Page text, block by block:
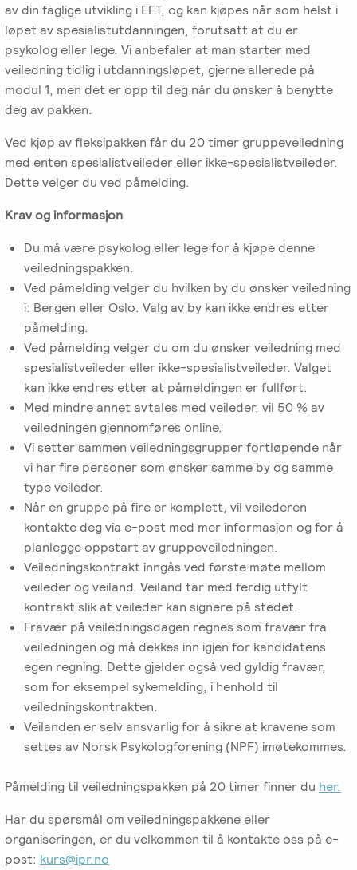
av din faglige utvikling i EFT, og kan kjøpes når som helst i
løpet av spesialistutdanningen, forutsatt at du er
psykolog eller lege. Vi anbefaler at man starter med
veiledning tidlig i utdanningsløpet, gjerne allerede på
modul 1, men det er opp til deg når du ønsker å benytte
deg av pakken.
Ved kjøp av fleksipakken får du 20 timer gruppeveiledning
med enten spesialistveileder eller ikke-spesialistveileder.
Dette velger du ved påmelding.
Krav og informasjon
Du må være psykolog eller lege for å kjøpe denne
veiledningspakken.
Ved påmelding velger du hvilken by du ønsker veiledning
i: Bergen eller Oslo. Valg av by kan ikke endres etter
påmelding.
Ved påmelding velger du om du ønsker veiledning med
spesialistveileder eller ikke-spesialistveileder. Valget
kan ikke endres etter at påmeldingen er fullført.
Med mindre annet avtales med veileder, vil 50 % av
veiledningen gjennomføres online.
Vi setter sammen veiledningsgrupper fortløpende når
vi har fire personer som ønsker samme by og samme
type veileder.
Når en gruppe på fire er komplett, vil veilederen
kontakte deg via e-post med mer informasjon og for å
planlegge oppstart av gruppeveiledningen.
Veiledningskontrakt inngås ved første møte mellom
veileder og veiland. Veiland tar med ferdig utfylt
kontrakt slik at veileder kan signere på stedet.
Fravær på veiledningsdagen regnes som fravær fra
veiledningen og må dekkes inn igjen for kandidatens
egen regning. Dette gjelder også ved gyldig fravær,
som for eksempel sykemelding, i henhold til
veiledningskontrakten.
Veilanden er selv ansvarlig for å sikre at kravene som
settes av Norsk Psykologforening (NPF) imøtekommes.
Påmelding til veiledningspakken på 20 timer finner du her.
Har du spørsmål om veiledningspakkene eller
organiseringen, er du velkommen til å kontakte oss på e-
post: kurs@ipr.no